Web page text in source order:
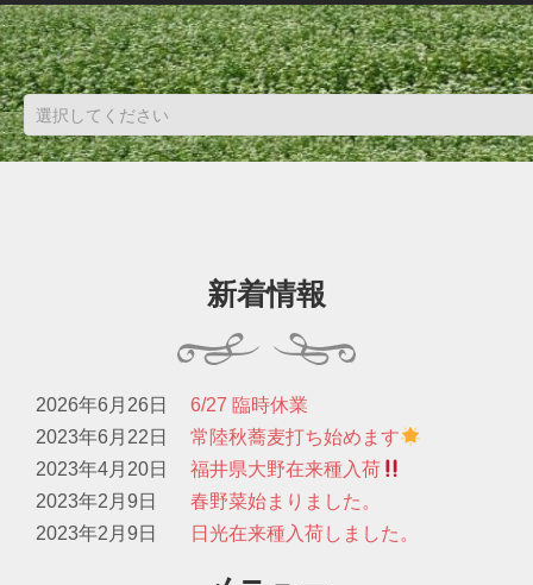
新着情報
2026年6月26日
6/27 臨時休業
2023年6月22日
常陸秋蕎麦打ち始めます
2023年4月20日
福井県大野在来種入荷
2023年2月9日
春野菜始まりました。
2023年2月9日
日光在来種入荷しました。